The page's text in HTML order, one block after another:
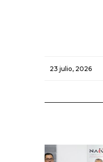
23 julio, 2026